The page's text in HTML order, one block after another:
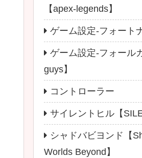
【apex-legends】
ゲーム設定-フォート
ゲーム設定-フォール
guys】
コントローラー
サイレントヒル【
シャドバビヨンド【
Worlds Beyond】